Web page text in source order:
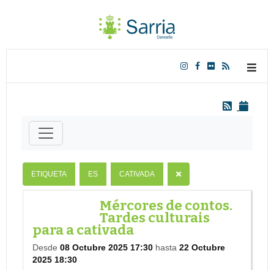
ETIQUETA ES CATIVADA
Mércores de contos.
Tardes culturais
para a cativada
Desde 08 Octubre 2025 17:30 hasta 22 Octubre
2025 18:30